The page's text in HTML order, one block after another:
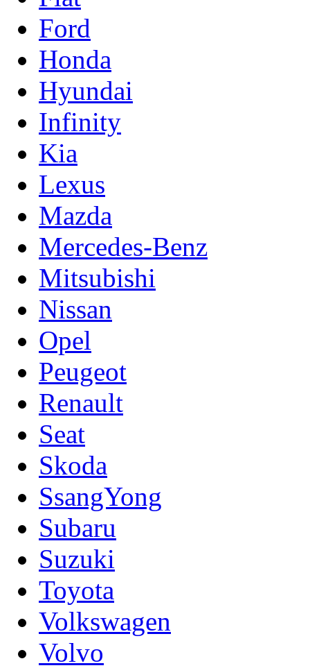
Ford
Honda
Hyundai
Infinity
Kia
Lexus
Mazda
Mercedes-Benz
Mitsubishi
Nissan
Opel
Peugeot
Renault
Seat
Skoda
SsangYong
Subaru
Suzuki
Toyota
Volkswagen
Volvo